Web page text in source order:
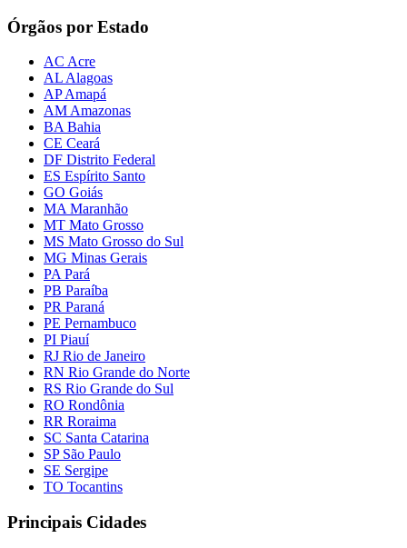
Órgãos por Estado
AC Acre
AL Alagoas
AP Amapá
AM Amazonas
BA Bahia
CE Ceará
DF Distrito Federal
ES Espírito Santo
GO Goiás
MA Maranhão
MT Mato Grosso
MS Mato Grosso do Sul
MG Minas Gerais
PA Pará
PB Paraíba
PR Paraná
PE Pernambuco
PI Piauí
RJ Rio de Janeiro
RN Rio Grande do Norte
RS Rio Grande do Sul
RO Rondônia
RR Roraima
SC Santa Catarina
SP São Paulo
SE Sergipe
TO Tocantins
Principais Cidades